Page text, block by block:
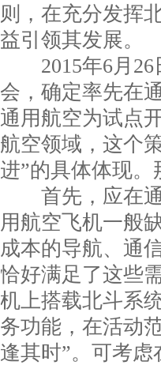
则，在充分发挥
益引领其发展。
2015年6月26
会，确定率先在
通用航空为试点
航空领域，这个
进”的具体体现
首先，应在通
用航空飞机一般
成本的导航、通
恰好满足了这些
机上搭载北斗系
务功能，在活动
逢其时”。可考